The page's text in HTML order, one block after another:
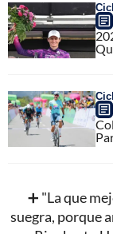
➕ "La que
suegra, porque